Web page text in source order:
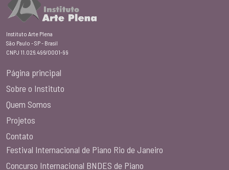
Instituto Arte Plena
São Paulo - SP - Brasil
CNPJ 11.026.496/0001-99
Página principal
Sobre o Instituto
Quem Somos
Projetos
Contato
Festival Internacional de Piano Rio de Janeiro
Concurso Internacional BNDES de Piano